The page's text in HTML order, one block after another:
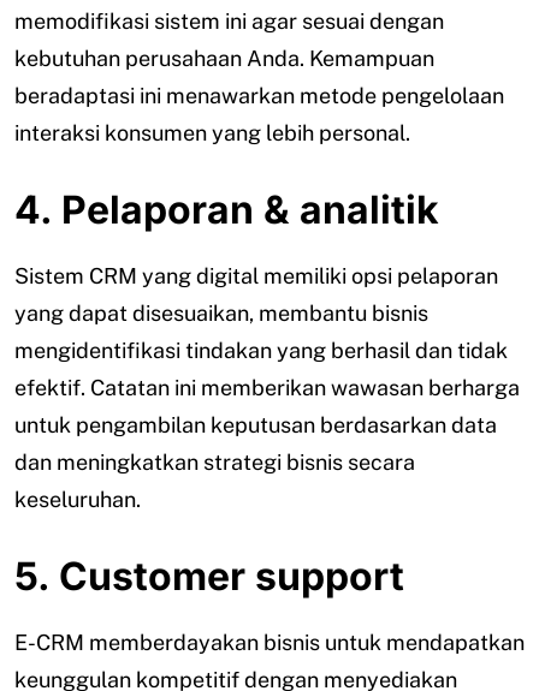
memodifikasi sistem ini agar sesuai dengan
kebutuhan perusahaan Anda. Kemampuan
beradaptasi ini menawarkan metode pengelolaan
interaksi konsumen yang lebih personal.
4. Pelaporan & analitik
Sistem CRM yang digital memiliki opsi pelaporan
yang dapat disesuaikan, membantu bisnis
mengidentifikasi tindakan yang berhasil dan tidak
efektif. Catatan ini memberikan wawasan berharga
untuk pengambilan keputusan berdasarkan data
dan meningkatkan strategi bisnis secara
keseluruhan.
5. Customer support
E-CRM memberdayakan bisnis untuk mendapatkan
keunggulan kompetitif dengan menyediakan